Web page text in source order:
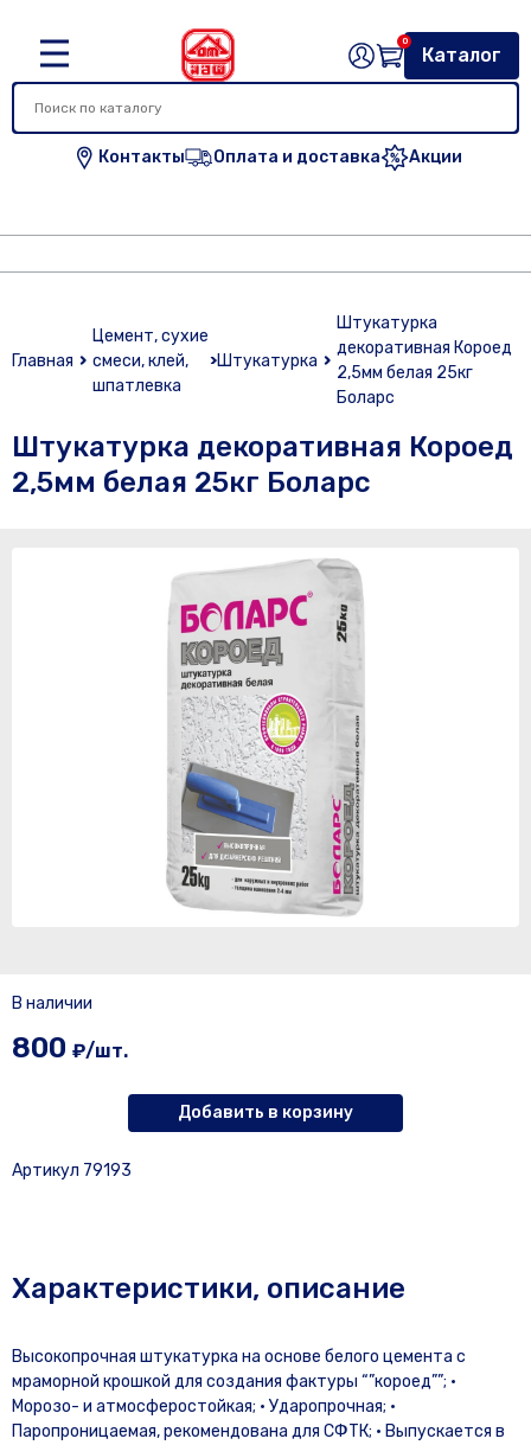
Контакты Оплата и доставка Акции
Каталог
0
Главная
Цемент, сухие
смеси, клей,
шпатлевка
Штукатурка
Штукатурка
декоративная Короед
2,5мм белая 25кг
Боларс
Штукатурка декоративная Короед
2,5мм белая 25кг Боларс
В наличии
800 ₽/шт.
Добавить в корзину
Артикул 79193
Характеристики, описание
Высокопрочная штукатурка на основе белого цемента с
мраморной крошкой для создания фактуры “”короед””; •
Морозо- и атмосферостойкая; • Ударопрочная; •
Паропроницаемая, рекомендована для СФТК; • Выпускается в